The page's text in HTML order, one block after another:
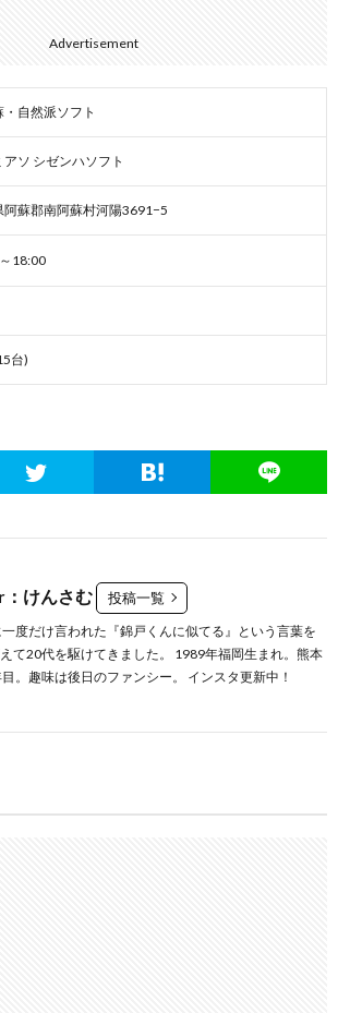
Advertisement
・自然派ソフト
アソ シゼンハソフト
阿蘇郡南阿蘇村河陽3691−5
18:00
台)
けんさむ 投稿一覧
度だけ言われた『錦戸くんに似てる』という言葉を
て20代を駆けてきました。 1989年福岡生まれ。熊本
。趣味は後日のファンシー。 インスタ更新中！